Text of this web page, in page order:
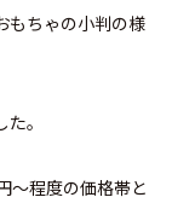
もちゃの小判の様
。
～程度の価格帯と